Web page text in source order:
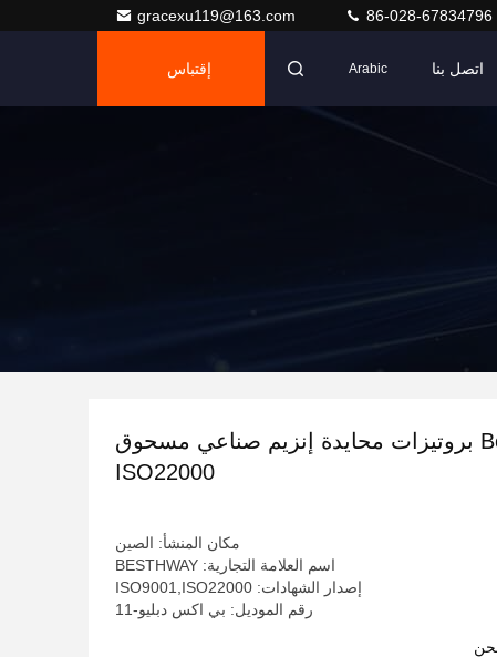
gracexu119@163.com 86-028-67834796
اتصل بنا Arabic إقتباس
Besthway بروتيزات محايدة إنزيم صناعي مسحوق
ISO22000
مكان المنشأ: الصين
اسم العلامة التجارية: BESTHWAY
إصدار الشهادات: ISO9001,ISO22000
رقم الموديل: بي اكس دبليو-11